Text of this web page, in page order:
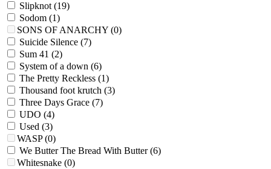
Slipknot(19)
Sodom (1)
SONS OF ANARCHY (0)
Suicide Silence (7)
Sum 41 (2)
System of a down (6)
The Pretty Reckless (1)
Thousand foot krutch (3)
Three Days Grace (7)
UDO (4)
Used (3)
WASP (0)
We Butter The Bread With Butter(6)
Whitesnake (0)